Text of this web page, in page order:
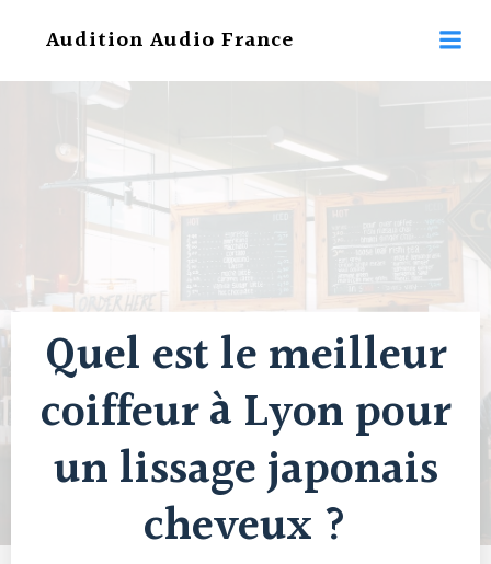
au
Audition Audio France
Quel est le meilleur
coiffeur à Lyon pour
un lissage japonais
cheveux ?